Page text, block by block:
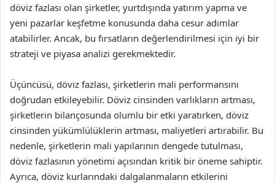
döviz fazlası olan şirketler, yurtdışında yatırım yapma ve
yeni pazarlar keşfetme konusunda daha cesur adımlar
atabilirler. Ancak, bu fırsatların değerlendirilmesi için iyi bir
strateji ve piyasa analizi gerekmektedir.
Üçüncüsü, döviz fazlası, şirketlerin mali performansını
doğrudan etkileyebilir. Döviz cinsinden varlıkların artması,
şirketlerin bilançosunda olumlu bir etki yaratırken, döviz
cinsinden yükümlülüklerin artması, maliyetleri artırabilir. Bu
nedenle, şirketlerin mali yapılarının dengede tutulması,
döviz fazlasının yönetimi açısından kritik bir öneme sahiptir.
Ayrıca, döviz kurlarındaki dalgalanmaların etkilerini